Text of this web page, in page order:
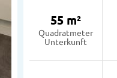
55 m²
Quadratmeter
Unterkunft